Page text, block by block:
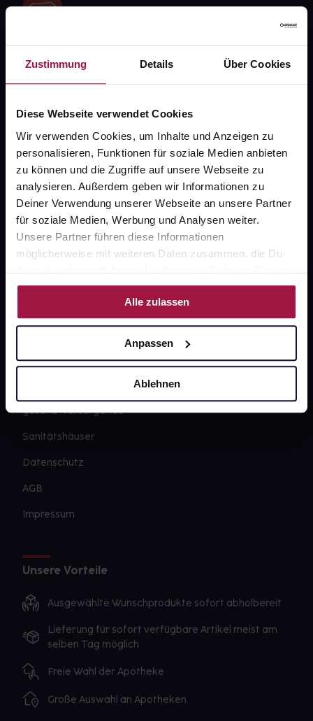
Zustimmung Details Über Cookies
Diese Webseite verwendet Cookies
Wir verwenden Cookies, um Inhalte und Anzeigen zu
personalisieren, Funktionen für soziale Medien anbieten
zu können und die Zugriffe auf unsere Webseite zu
analysieren. Außerdem geben wir Informationen zu
Deiner Verwendung unserer Webseite an unsere Partner
für soziale Medien, Werbung und Analysen weiter.
Unsere Partner führen diese Informationen
möglicherweise mit weiteren Daten zusammen, die Du
ihnen bereitgestellt hast oder die sie im Rahmen Deiner
Nutzung der Dienste gesammelt haben.
Alle zulassen
Anpassen
Ablehnen
Kontakt
Widerrufsformular
gesund.de
Barrierefreiheitserklärung
gesund-versorger.de
Sanitätshäuser
Datenschutz
AGB
Impressum
Unsere Vorteile
Ausgewählte Wunschprodukte sofort abholbereit
Lieferung für sofort verfügbare Artikel meist am
selben Tag möglich
Freie Wahl der Apotheke
Große Auswahl an Apotheken